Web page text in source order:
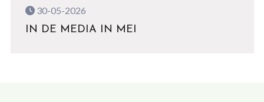
30-05-2026
IN DE MEDIA IN MEI